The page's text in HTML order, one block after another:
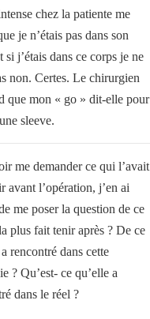
chez la patiente me
je n’étais pas dans son
si j’étais dans ce corps je ne
non. Certes. Le chirurgien
que mon « go » dit-elle pour
sleeve.
me demander ce qui l’avait
avant l’opération, j’en ai
me poser la question de ce
plus fait tenir après ? De ce
rencontré dans cette
? Qu’est- ce qu’elle a
dans le réel ?